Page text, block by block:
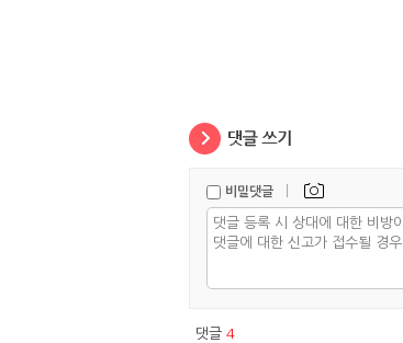
비밀댓글 |
댓글 4